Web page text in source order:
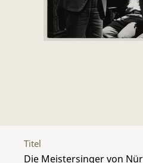
Titel
Die Meistersinger von